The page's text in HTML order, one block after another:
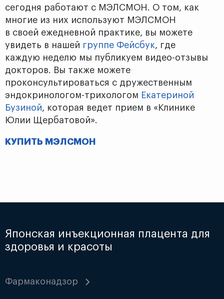
сегодня работают с МЭЛСМОН. О том, как
многие из них используют МЭЛСМОН
в своей ежедневной практике, вы можете
увидеть в нашей группе Фейсбук, где
каждую неделю мы публикуем видео-отзывы
докторов. Вы также можете
проконсультироваться с дружественным
эндокринологом-трихологом Екатериной
Бузиной, которая ведет прием в «Клинике
Юлии Щербатовой».
КУПИТЬ МЭЛСМОН
Японская инъекционная плацента для
здоровья и красоты
Фармаконадзор